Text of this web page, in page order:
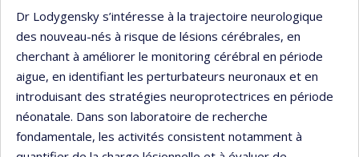
Dr Lodygensky s’intéresse à la trajectoire neurologique
des nouveau-nés à risque de lésions cérébrales, en
cherchant à améliorer le monitoring cérébral en période
aigue, en identifiant les perturbateurs neuronaux et en
introduisant des stratégies neuroprotectrices en période
néonatale. Dans son laboratoire de recherche
fondamentale, les activités consistent notamment à